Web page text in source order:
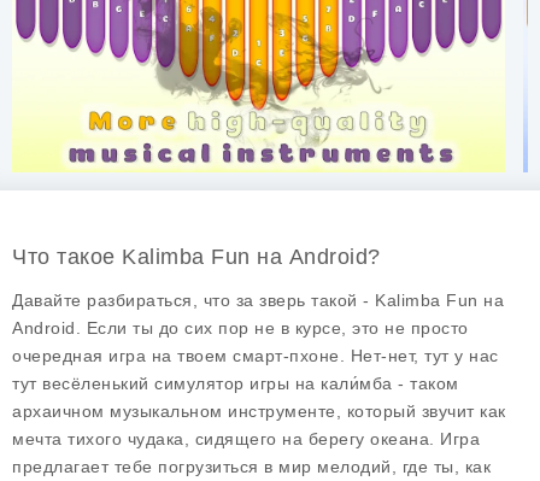
Что такое Kalimba Fun на Android?
Давайте разбираться, что за зверь такой - Kalimba Fun на
Android. Если ты до сих пор не в курсе, это не просто
очередная игра на твоем смарт-пхоне. Нет-нет, тут у нас
тут весёленький симулятор игры на кали́мба - таком
архаичном музыкальном инструменте, который звучит как
мечта тихого чудака, сидящего на берегу океана. Игра
предлагает тебе погрузиться в мир мелодий, где ты, как